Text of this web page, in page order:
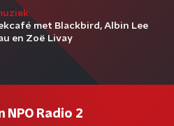
met Blackbird, Albin Lee
en Zoë Livay
NPO Radio 2